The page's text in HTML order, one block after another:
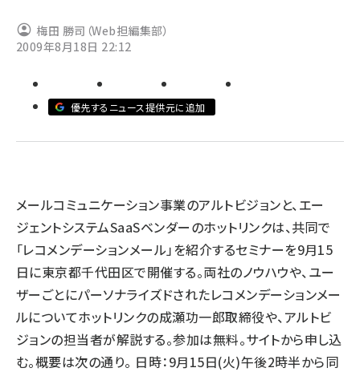
note (2315)
z世代 (1623)
梅田 勝司（Web担編集部）
2009年8月18日 22:12
優先するニュース提供元に追加
メールコミュニケーション事業のアルトビジョンと、エー
ジェントシステムSaaSベンダーのホットリンクは、共同で
「レコメンデーションメール」を紹介するセミナーを9月15
日に東京都千代田区で開催する。両社のノウハウや、ユー
ザーごとにパーソナライズドされたレコメンデーションメー
ルについてホットリンクの成瀬功一郎取締役や、アルトビ
ジョンの担当者が解説する。参加は無料。サイトから申し込
む。概要は次の通り。 日時：9月15日(火)午後2時半から同